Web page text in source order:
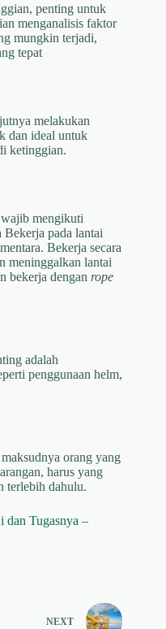
penting untuk
menganalisis faktor
mungkin terjadi,
tepat
melakukan
dan ideal untuk
ketinggian.
wajib mengikuti
Bekerja pada lantai
Bekerja secara
meninggalkan lantai
bekerja dengan rope
adalah
penggunaan helm,
orang yang
harus yang
terlebih dahulu.
dan Tugasnya –
NEXT